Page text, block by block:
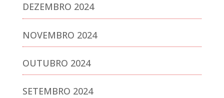
DEZEMBRO 2024
NOVEMBRO 2024
OUTUBRO 2024
SETEMBRO 2024